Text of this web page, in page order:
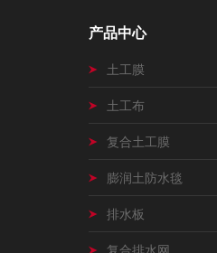
产品中心
土工膜
土工布
复合土工膜
膨润土防水毯
排水板